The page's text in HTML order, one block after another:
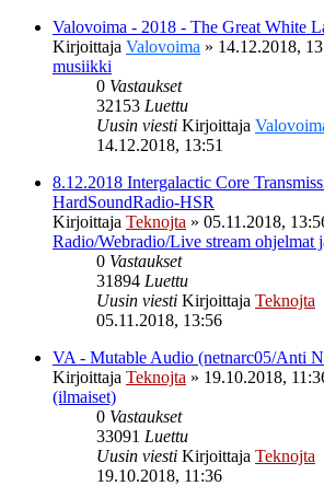
Valovoima - 2018 - The Great White
Kirjoittaja Valovoima » 14.12.2018,
musiikki
0 Vastaukset
32153 Luettu
Uusin viesti Kirjoittaja
14.12.2018, 13:51
8.12.2018 Intergalactic Core
HardSoundRadio-HSR
Kirjoittaja Teknojta » 05.11.2018,
Radio/Webradio/Live stream ohjelmat
0 Vastaukset
31894 Luettu
Uusin viesti Kirjoittaja Teknojta
05.11.2018, 13:56
VA - Mutable Audio (netnarc05/Anti
Kirjoittaja Teknojta » 19.10.2018,
(ilmaiset)
0 Vastaukset
33091 Luettu
Uusin viesti Kirjoittaja Teknojta
19.10.2018, 11:36